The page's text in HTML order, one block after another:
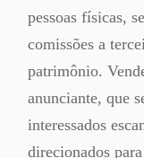
pessoas físicas,
comissões a
patrimônio.
anunciante, que
interessados
direcionados